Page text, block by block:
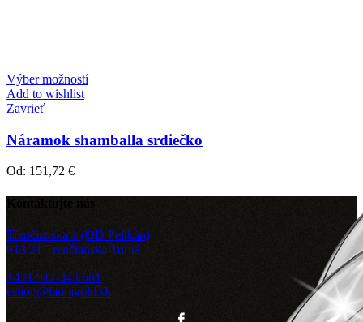
Výber možností
Add to wishlist
Zavrieť
Náramok shamballa srdiečko
Od: 151,72 €
Kontaktujte nás
Trenčianska 1 (OD Pelikán)
913 21 Trenčianska Turná
+421 917 343 681
eshop@lauragold.sk